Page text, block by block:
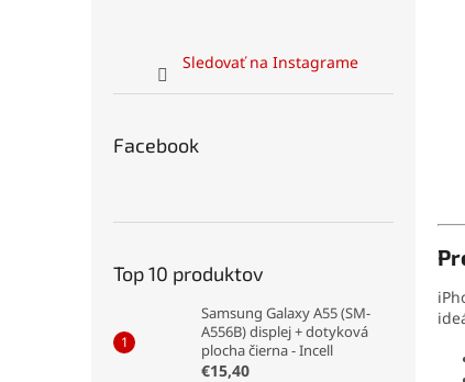
Sledovať na Instagrame
Facebook
Top 10 produktov
Samsung Galaxy A55 (SM-
A556B) displej + dotyková
plocha čierna - Incell
€15,40